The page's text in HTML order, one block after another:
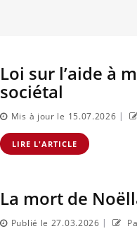
Loi sur l’aide à
sociétal
Mis à jour le 15.07.2026 |
LIRE L'ARTICLE
La mort de
Publié le 27.03.2026 |